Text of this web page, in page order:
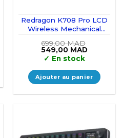
Redragon K708 Pro LCD
Wireless Mechanical
699,00MAD
Le
prix
initial
était :
699,00 MAD.
549,00 MADLe
est :
549,00
✓ En stock
Ajouter au panier